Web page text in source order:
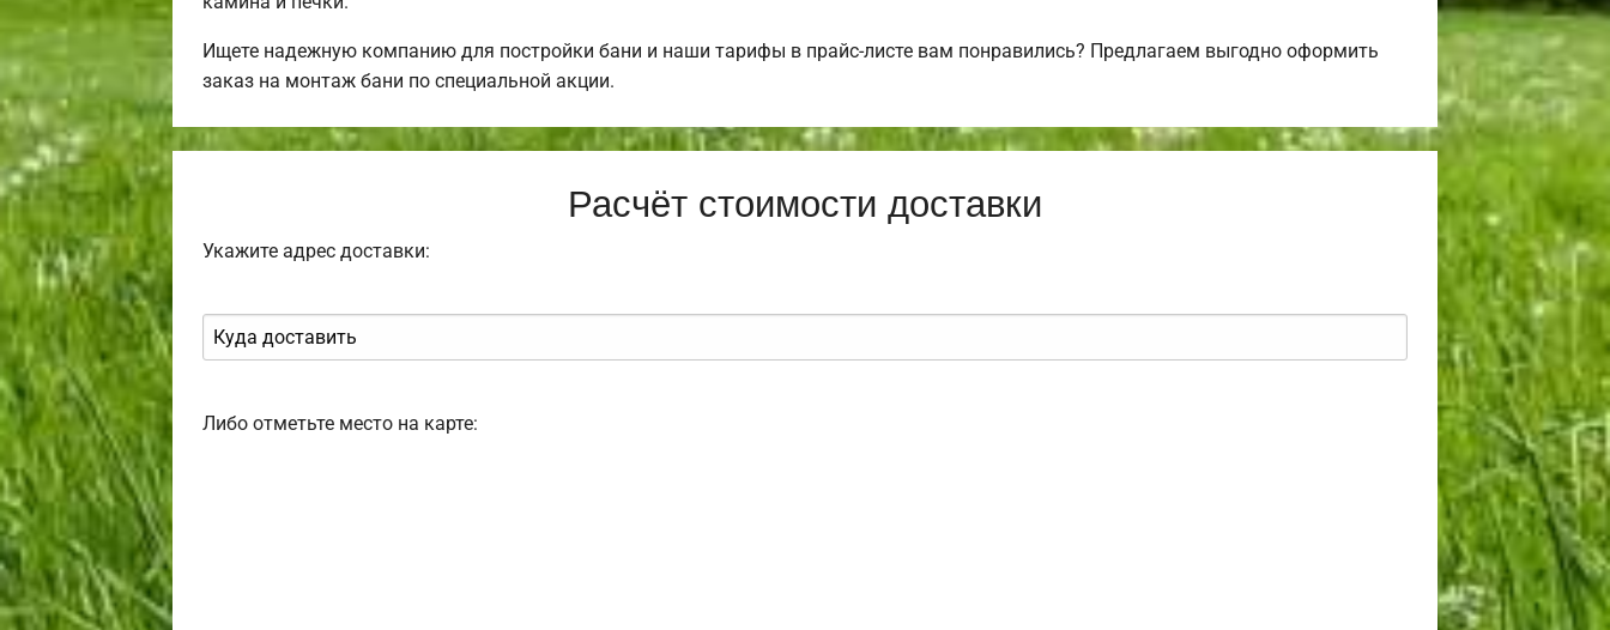
Ищете надежную компанию для постройки бани и наши тарифы в прайс-листе вам понравились? Предлагаем выгодно оформить
заказ на монтаж бани по специальной акции.
Расчёт стоимости доставки
Укажите адрес доставки:
Либо отметьте место на карте: